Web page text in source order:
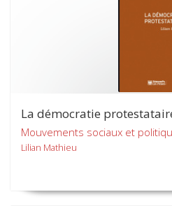
La démocratie
Mouvements sociaux et
Lilian Mathieu